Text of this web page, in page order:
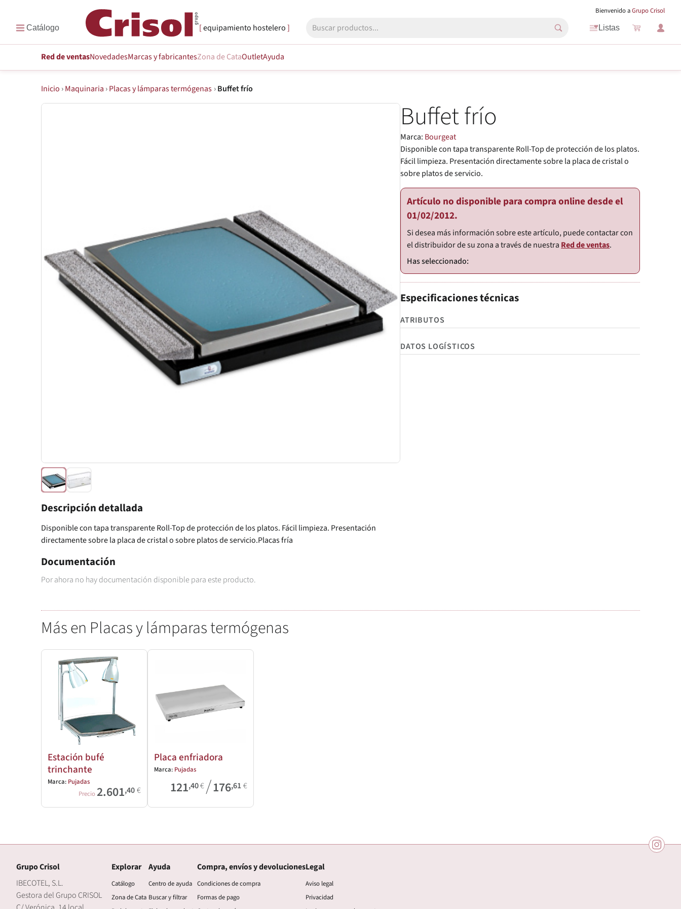
Bienvenido aGrupo Crisol
equipamiento hostelero Listas
Red de ventasNovedadesMarcasy fabricantesZona de CataOutletAyuda
Inicio ›Maquinaria ›Placas y lámparas termógenas › Buffet frío
Descripción detallada
Disponible con tapa transparente Roll-Top de protección de los platos. Fácil limpieza. Presentación
directamente sobre la placa de cristal o sobre platos de servicio.Placas fría
Documentación
Por ahora no hay documentación disponible para este producto.
Buffet frío
Marca: Bourgeat
Disponible con tapa transparente Roll-Top de protección de los platos.
Fácil limpieza. Presentación directamente sobre la placa de cristal o
sobre platos de servicio.
Artículo no disponible para compra online desde el
01/02/2012.
Si desea más información sobre este artículo, puede contactar con
el distribuidor de su zona a través de nuestra Red de ventas.
Especificaciones técnicas
ATRIBUTOS
DATOS LOGÍSTICOS
Más en Placas y lámparas termógenas
Estación bufé
trinchante
Marca: Pujadas
Precio 2.601,40€
Placa enfriadora
Marca: Pujadas
121,40€/176,61€
Grupo Crisol
IBECOTEL, S.L.
Gestora del Grupo CRISOL
Explorar
Catálogo
Zona de Cata
Ayuda
Centro de ayuda
Buscar y filtrar
Compra, envíos y devoluciones
Condiciones de compra
Formas de pago
Legal
Aviso legal
Privacidad